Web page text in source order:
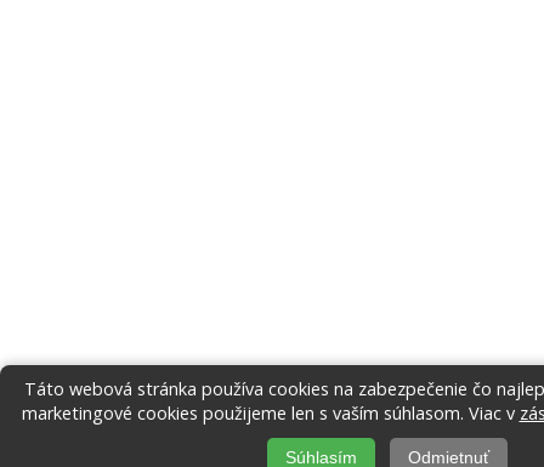
Táto webová stránka používa cookies na zabezpečenie čo
marketingové cookies použijeme len s vaším súhlasom. Viac v
Súhlasím Odmietnuť